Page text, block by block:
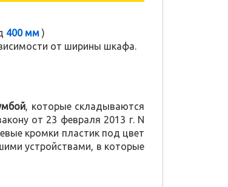
400 мм)
от ширины шкафа.
, которые складываются
от 23 февраля 2013 г. N
кромки пластик под цвет
устройствами, в которые